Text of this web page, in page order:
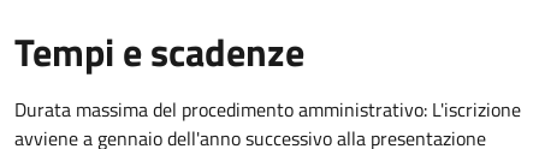
Tempi e scadenze
Durata massima del procedimento amministrativo: L'iscrizione
avviene a gennaio dell'anno successivo alla presentazione